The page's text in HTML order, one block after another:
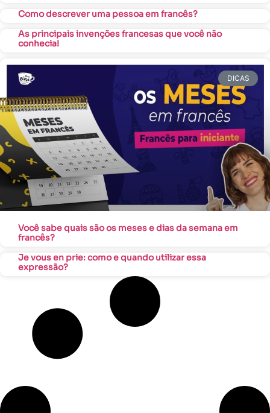
Como descrever uma pessoa em francês?
As principais invenções francesas que você não
conhecia!
DICAS
Você sabe quais são os meses e dias da semana em
francês?
Je vous en prie: como e quando utilizar essa
expressão?